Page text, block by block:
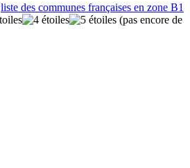
liste des communes françaises en zone B1
(pas encore de